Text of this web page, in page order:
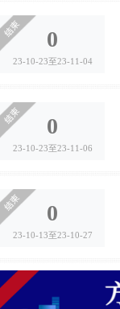
0
23-10-23至23-11-04
0
23-10-23至23-11-06
0
23-10-13至23-10-27